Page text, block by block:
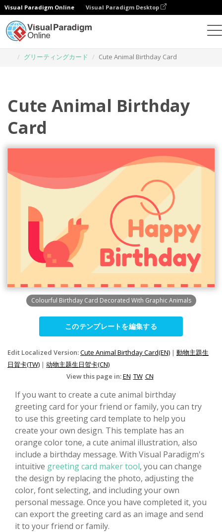
Visual Paradigm Online Visual Paradigm Desktop
グリーティングカード
Cute Animal Birthday Card
Cute Animal Birthday
Card
Colourful Birthday Card Decorated With Graphic Animals
このテンプレートを編集する
Edit Localized Version:Cute Animal Birthday Card(EN) | 動物主題生
日賀卡(TW) | 动物主题生日贺卡(CN)
View this page in:EN TW CN
If you want to create a cute animal birthday
greeting card for your friend or family, you can try
to use this greeting card template to help you
create your own design. This template has an
orange color tone, a cute animal illustration, also
include a birthday message. With Visual Paradigm's
intuitive greeting card maker tool, you can change
the design by replacing the photo, adjusting the
color, font selecting, and including your own
personal message. Once you have completed it, you
can export the greeting card as an image and send
it to your friend or family.